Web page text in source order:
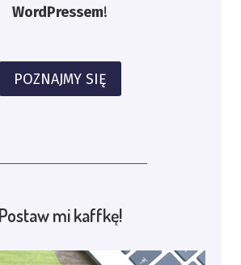
WordPressem!
POZNAJMY SIĘ
Postaw mi kaffkę!